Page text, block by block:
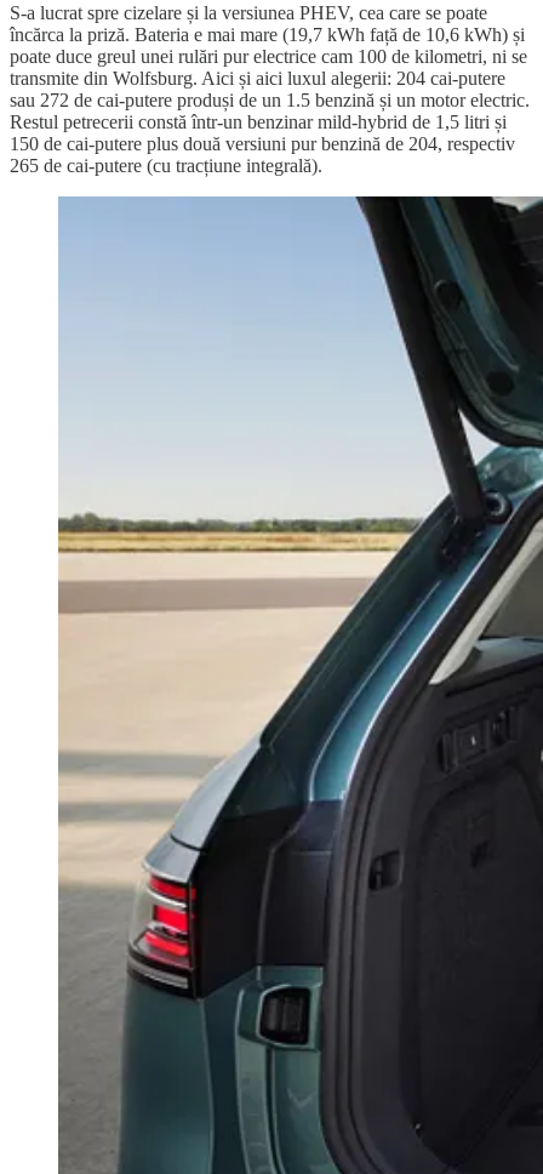
S-a lucrat spre cizelare și la versiunea PHEV, cea care se poate
încărca la priză. Bateria e mai mare (19,7 kWh față de 10,6 kWh) și
poate duce greul unei rulări pur electrice cam 100 de kilometri, ni se
transmite din Wolfsburg. Aici și aici luxul alegerii: 204 cai-putere
sau 272 de cai-putere produși de un 1.5 benzină și un motor electric.
Restul petrecerii constă într-un benzinar mild-hybrid de 1,5 litri și
150 de cai-putere plus două versiuni pur benzină de 204, respectiv
265 de cai-putere (cu tracțiune integrală).